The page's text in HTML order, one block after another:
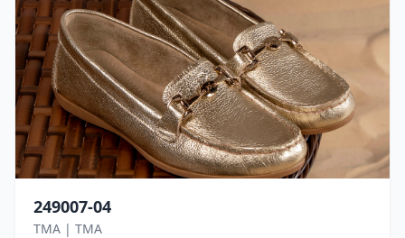
249007-04
TMA | TMA